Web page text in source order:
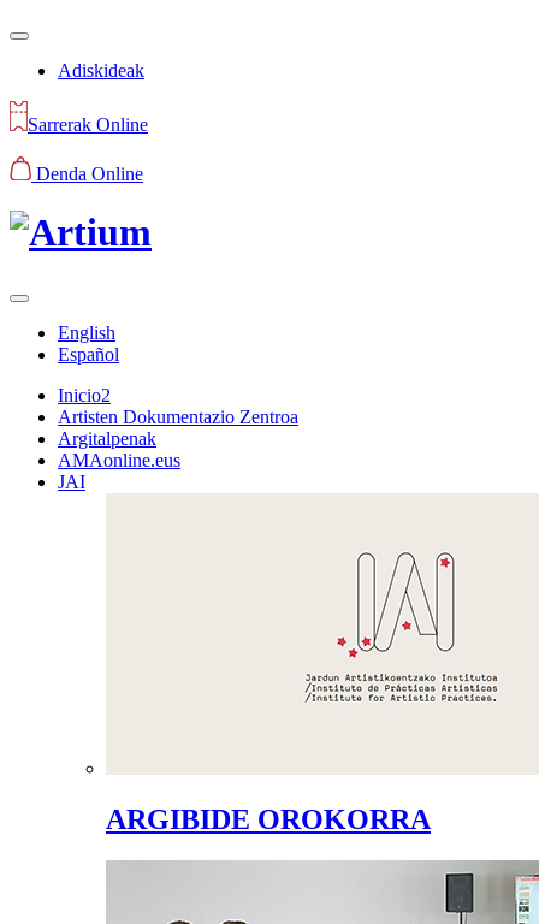
Adiskideak
Sarrerak Online
Denda Online
English
Español
Inicio2
Artisten Dokumentazio Zentroa
Argitalpenak
AMAonline.eus
JAI
ARGIBIDE OROKORRA